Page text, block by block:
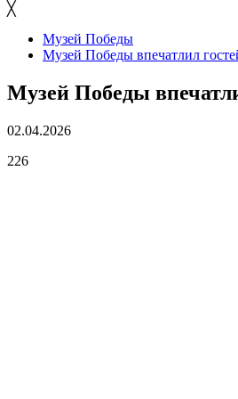
╳
Музей Победы
Музей Победы впечатлил
Музей Победы
02.04.2026
226